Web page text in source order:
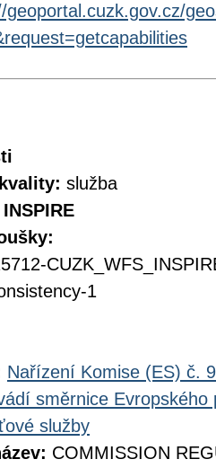
geoportal.cuzk.gov.cz/
služba
1
Nařízení Komise (ES) č.
směrnice
služby
COMMISSION